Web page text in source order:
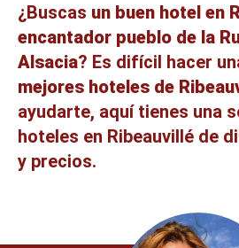
¿Buscas un buen hotel en
encantador pueblo de la
Alsacia? Es difícil hacer
mejores hoteles de
ayudarte, aquí tienes una
hoteles en Ribeauvillé de
y precios.